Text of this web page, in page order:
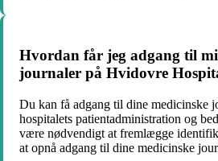
Hvordan får jeg adgang til
journaler på Hvidovre
Du kan få adgang til dine medicinske
hospitalets patientadministration og
være nødvendigt at fremlægge
at opnå adgang til dine medicinske